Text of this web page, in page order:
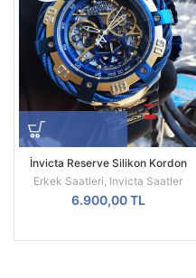
İnvicta Reserve Silikon Kordon
Replika Erkek Kol Saati
Erkek Saatleri, Invicta Saatler
6.900,00TL